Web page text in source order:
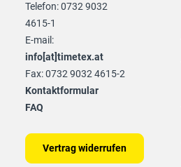
Telefon: 0732 9032
4615-1
E-mail:
info[at]timetex.at
Fax: 0732 9032 4615-2
Kontaktformular
FAQ
Vertrag widerrufen